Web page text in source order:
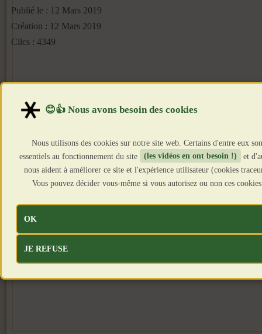
Publié le : 12 Mars 2019
Création : 12 Mars 2019
Clics : 4349
Nous utilisons des cookies sur notre site web. Certains d'entre eux
essentiels au fonctionnement du site
(les vidéos en ont besoin !)
et
nous aident à améliorer ce site et l'expérience utilisateur (cookies
Vous pouvez décider vous-même si vous autorisez ou non ces
OK
JE REFUSE